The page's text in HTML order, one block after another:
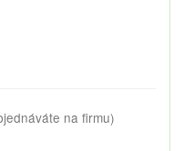
na firmu)